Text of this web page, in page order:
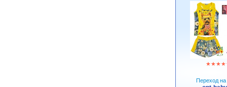
★★★★
Переход на